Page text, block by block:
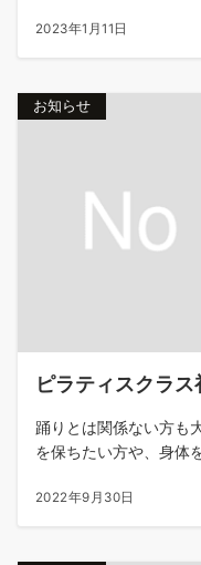
2023年1月11日
お知らせ
ピラティスクラ
踊りとは関係ない方も
を保ちたい方や、身体
2022年9月30日